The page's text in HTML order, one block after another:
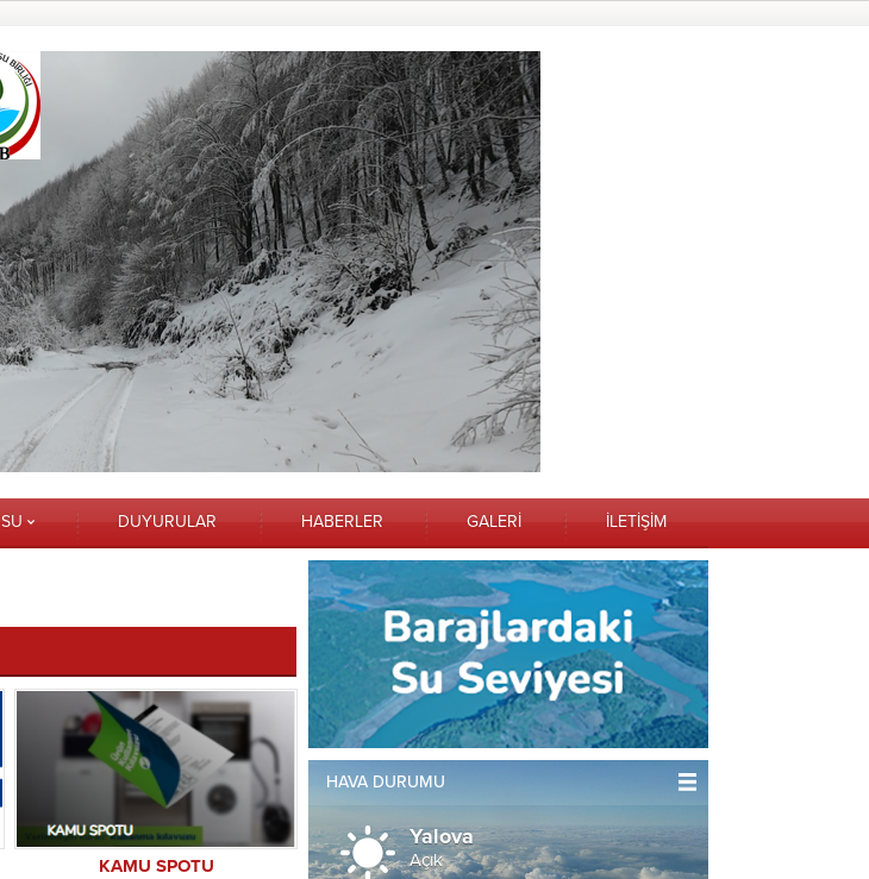
SU DUYURULAR HABERLER GALERİ İLETİŞİM
KAMU SPOTU
HAVA DURUMU
Yalova
Açık